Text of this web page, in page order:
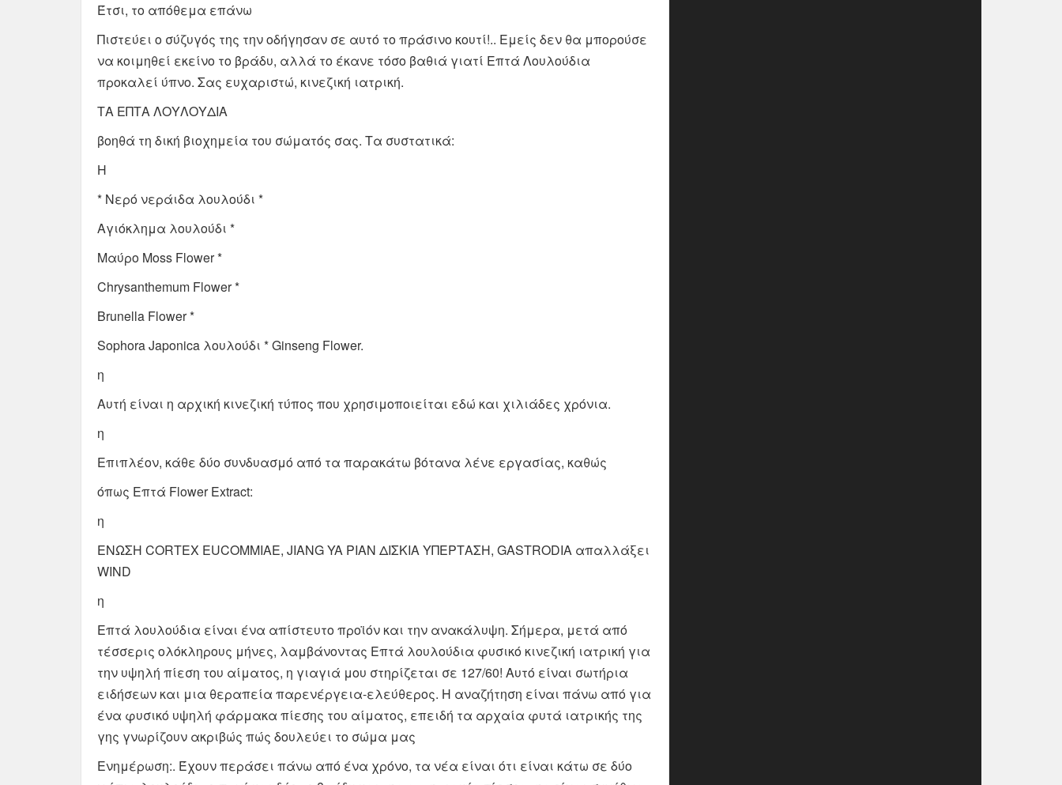
Έτσι, το απόθεμα επάνω
Πιστεύει ο σύζυγός της την οδήγησαν σε αυτό το πράσινο κουτί!.. Εμείς δεν θα μπορούσε
να κοιμηθεί εκείνο το βράδυ, αλλά το έκανε τόσο βαθιά γιατί Επτά Λουλούδια
προκαλεί ύπνο. Σας ευχαριστώ, κινεζική ιατρική.
ΤΑ ΕΠΤΑ ΛΟΥΛΟΥΔΙΑ
βοηθά τη δική βιοχημεία του σώματός σας. Τα συστατικά:
Η
* Νερό νεράιδα λουλούδι *
Αγιόκλημα λουλούδι *
Μαύρο Moss Flower *
Chrysanthemum Flower *
Brunella Flower *
Sophora Japonica λουλούδι * Ginseng Flower.
η
Αυτή είναι η αρχική κινεζική τύπος που χρησιμοποιείται εδώ και χιλιάδες χρόνια.
η
Επιπλέον, κάθε δύο συνδυασμό από τα παρακάτω βότανα λένε εργασίας, καθώς
όπως Επτά Flower Extract:
η
ΕΝΩΣΗ CORTEX EUCOMMIAE, JIANG YA PIAN ΔΙΣΚΙΑ ΥΠΕΡΤΑΣΗ, GASTRODIA απαλλάξει
WIND
η
Επτά λουλούδια είναι ένα απίστευτο προϊόν και την ανακάλυψη. Σήμερα, μετά από
τέσσερις ολόκληρους μήνες, λαμβάνοντας Επτά λουλούδια φυσικό κινεζική ιατρική για
την υψηλή πίεση του αίματος, η γιαγιά μου στηρίζεται σε 127/60! Αυτό είναι σωτήρια
ειδήσεων και μια θεραπεία παρενέργεια-ελεύθερος. Η αναζήτηση είναι πάνω από για
ένα φυσικό υψηλή φάρμακα πίεσης του αίματος, επειδή τα αρχαία φυτά ιατρικής της
γης γνωρίζουν ακριβώς πώς δουλεύει το σώμα μας
Ενημέρωση:. Έχουν περάσει πάνω από ένα χρόνο, τα νέα είναι ότι είναι κάτω σε δύο